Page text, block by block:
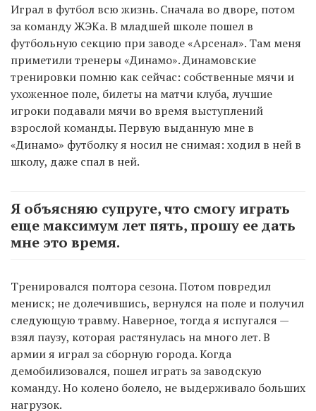
Играл в футбол всю жизнь. Сначала во дворе, потом
за команду ЖЭКа. В младшей школе пошел в
футбольную секцию при заводе «Арсенал». Там меня
приметили тренеры «Динамо». Динамовские
тренировки помню как сейчас: собственные мячи и
ухоженное поле, билеты на матчи клуба, лучшие
игроки подавали мячи во время выступлений
взрослой команды. Первую выданную мне в
«Динамо» футболку я носил не снимая: ходил в ней в
школу, даже спал в ней.
Я объясняю супруге, что смогу играть
еще максимум лет пять, прошу ее дать
мне это время.
Тренировался полтора сезона. Потом повредил
мениск; не долечившись, вернулся на поле и получил
следующую травму. Наверное, тогда я испугался —
взял паузу, которая растянулась на много лет. В
армии я играл за сборную города. Когда
демобилизовался, пошел играть за заводскую
команду. Но колено болело, не выдерживало больших
нагрузок.